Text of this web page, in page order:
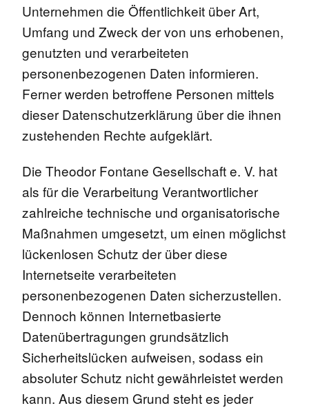
Unternehmen die Öffentlichkeit über Art,
Umfang und Zweck der von uns erhobenen,
genutzten und verarbeiteten
personenbezogenen Daten informieren.
Ferner werden betroffene Personen mittels
dieser Datenschutzerklärung über die ihnen
zustehenden Rechte aufgeklärt.
Die Theodor Fontane Gesellschaft e. V. hat
als für die Verarbeitung Verantwortlicher
zahlreiche technische und organisatorische
Maßnahmen umgesetzt, um einen möglichst
lückenlosen Schutz der über diese
Internetseite verarbeiteten
personenbezogenen Daten sicherzustellen.
Dennoch können Internetbasierte
Datenübertragungen grundsätzlich
Sicherheitslücken aufweisen, sodass ein
absoluter Schutz nicht gewährleistet werden
kann. Aus diesem Grund steht es jeder